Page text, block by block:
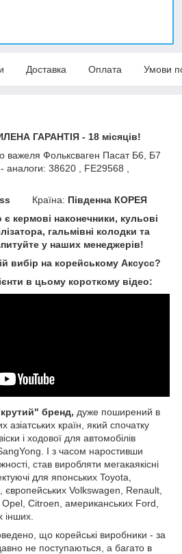
Доставка Оплата Умови
ГАРАНТІЯ - 18 місяців!
Фольксваген Пасат Б6, Б7
38620 , FE29568 ,
Країна: Південна КОРЕЯ
кермові наконечники, кульові
гальмівні колодки та
у наших менеджерів!
вибір на корейському Аксусс?
в цьому короткому відео:
бренд, дуже поширений в
азіатських країн, який спочатку
і ходової для автомобілів
І з часом наростивши
став виробляти мегакаякісні
для японських Toyota,
європейських Volkswagen, Renault,
Citroen, американських Ford,
інших.
що корейські виробники - за
не поступаються, а багато в